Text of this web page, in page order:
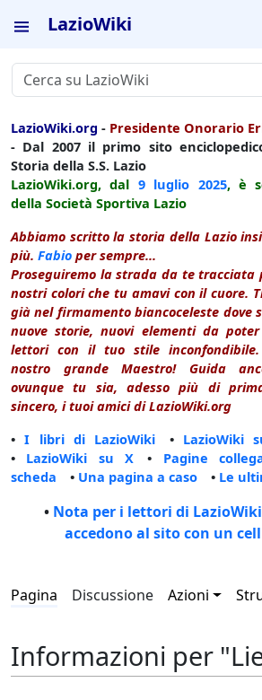
LazioWiki
LazioWiki.org - Presidente Onorario
- Dal 2007 il primo sito
Storia della S.S. Lazio
LazioWiki.org, dal 9 luglio 2025, è
della Società Sportiva Lazio
Abbiamo scritto la storia della Lazio
più. Fabio per sempre...
Proseguiremo la strada da te tracciata
nostri colori che tu amavi con il cuore.
già nel firmamento biancoceleste dove
nuove storie, nuovi elementi da
lettori con il tuo stile inconfondibile.
nostro grande Maestro! Guida
ovunque tu sia, adesso più di
sincero, i tuoi amici di LazioWiki.org
•I libri di LazioWiki • LazioWiki
• LazioWiki su X • Pagine
scheda • Una pagina a caso • Le
• Nota per i lettori di
accedono al sito con un
Pagina Discussione Azioni
Informazioni per